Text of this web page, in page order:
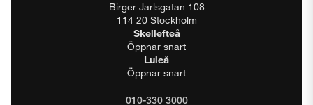
Birger Jarlsgatan 108
114 20 Stockholm
Skellefteå
Öppnar snart
Luleå
Öppnar snart
010-330 3000